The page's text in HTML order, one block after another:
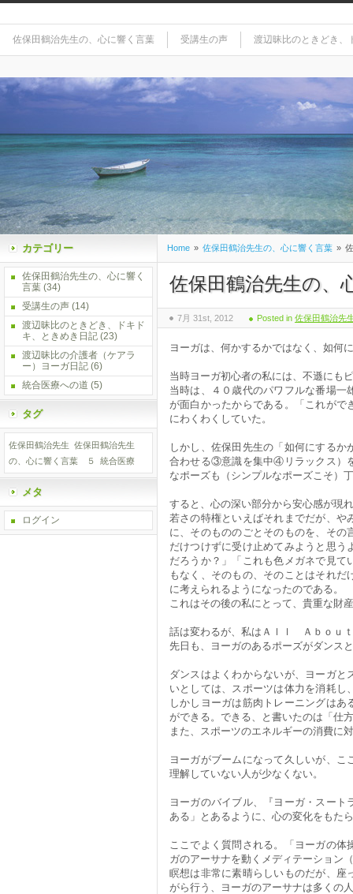
佐保田鶴治先生の、心に響く言葉 受講生の声 渡辺昧比のときどき、
Home » 佐保田鶴治先生の、心に響く言葉 »
佐保田鶴治先生の
7月 31st, 2012 Posted in 佐保田鶴治先
ヨーガは、何かするかではなく、如何
当時ヨーガ初心者の私には、不遜にも
当時は、４０歳代のパワフルな番場
が面白かったからである。「これが
にわくわくしていた。
しかし、佐保田先生の「如何にする
合わせる③意識を集中④リラックス）
なポーズも（シンプルなポーズこそ）
すると、心の深い部分から安心感が現
若さの特権といえばそれまでだが、や
に、そのもののごとそのものを、そ
だけつけずに受け止めてみようと思
だろうか？」「これも色メガネで見
もなく、そのもの、そのことはそれ
に考えられるようになったのである。
これはその後の私にとって、貴重な財
話は変わるが、私はＡｌｌ Ａｂｏｕ
先日も、ヨーガのあるポーズがダンス
ダンスはよくわからないが、ヨーガ
いとしては、スポーツは体力を消耗
しかしヨーガは筋肉トレーニングは
ができる。できる、と書いたのは「仕
また、スポーツのエネルギーの消費に
ヨーガがブームになって久しいが、
理解していない人が少なくない。
ヨーガのバイブル、『ヨーガ・スー
ある」とあるように、心の変化をもた
ここでよく質問される。「ヨーガの
ガのアーサナを動くメディテーション
瞑想は非常に素晴らしいものだが、座
がら行う、ヨーガのアーサナは多くの
カテゴリー
佐保田鶴治先生の、心に響く
言葉 (34)
受講生の声 (14)
渡辺昧比のときどき、ドキド
キ、ときめき日記 (23)
渡辺昧比の介護者（ケアラ
ー）ヨーガ日記 (6)
統合医療への道 (5)
タグ
佐保田鶴治先生 佐保田鶴治先生
の、心に響く言葉 ５
統合医療
メタ
ログイン